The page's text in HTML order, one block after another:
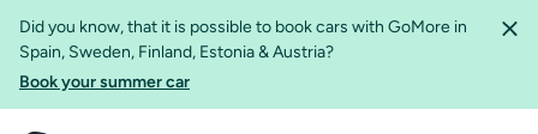
Did you know, that it is possible to book cars with GoMore in
Spain, Sweden, Finland, Estonia & Austria?
Book your summer car